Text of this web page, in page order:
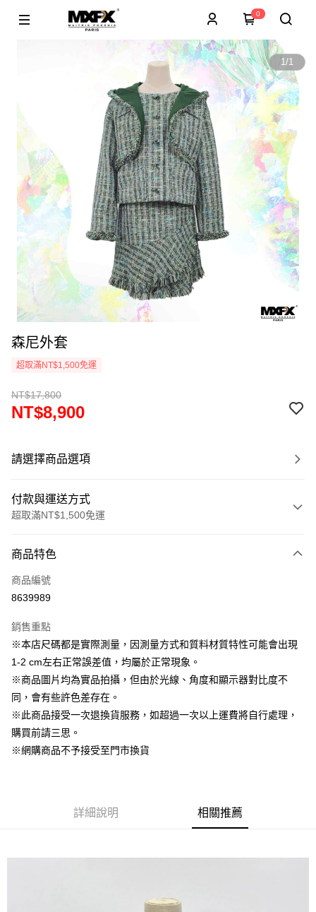
0
1/1
森尼外套
超取滿NT$1,500免運
NT$17,800
NT$8,900
請選擇商品選項
付款與運送方式
超取滿NT$1,500免運
信用卡一次付款
超商取貨付款
Apple Pay
街口支付
悠遊付
AFTEE先享後付
相關說明
【關於「AFTEE先享後付」】
３．安心：先確認商品／服務後，再付款。
ATM／網路銀行／等多元方式進行付款，方視為交易完成。
商品特色
商品編號
8639989
銷售重點
※本店尺碼都是實際測量，因測量方式和質料材質特性可能會出現
1-2 cm左右正常誤差值，均屬於正常現象。
※商品圖片均為實品拍攝，但由於光線、角度和顯示器對比度不
同，會有些許色差存在。
※此商品接受一次退換貨服務，如超過一次以上運費將自行處理，
購買前請三思。
※網購商品不予接受至門市換貨
詳細說明 相關推薦